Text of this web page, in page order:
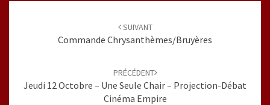
SUIVANT
Commande Chrysanthèmes/Bruyères
PRÉCÉDENT
Jeudi 12 Octobre – Une Seule Chair – Projection-Débat
Cinéma Empire